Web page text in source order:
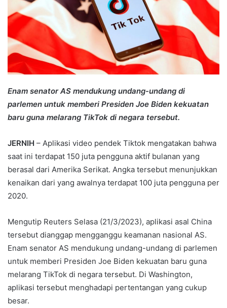
Enam senator AS mendukung undang-undang di
parlemen untuk memberi Presiden Joe Biden kekuatan
baru guna melarang TikTok di negara tersebut.
JERNIH – Aplikasi video pendek Tiktok mengatakan bahwa
saat ini terdapat 150 juta pengguna aktif bulanan yang
berasal dari Amerika Serikat. Angka tersebut menunjukkan
kenaikan dari yang awalnya terdapat 100 juta pengguna per
2020.
Mengutip Reuters Selasa (21/3/2023), aplikasi asal China
tersebut dianggap mengganggu keamanan nasional AS.
Enam senator AS mendukung undang-undang di parlemen
untuk memberi Presiden Joe Biden kekuatan baru guna
melarang TikTok di negara tersebut. Di Washington,
aplikasi tersebut menghadapi pertentangan yang cukup
besar.